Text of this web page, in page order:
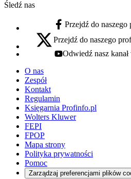
Śledź nas
facebook - otwiera się w nowej
Przejdź do
x - otwiera się w nowej karcie
Przejdź do naszego
youtube - otwiera się w nowej
Odwiedź nasz
O nas
Zespół
Kontakt
Regulamin
Księgarnia Profinfo.pl
Wolters Kluwer
FEPI
FPOP
Mapa strony
Polityka prywatności
Pomoc
Zarządzaj preferencjami plików